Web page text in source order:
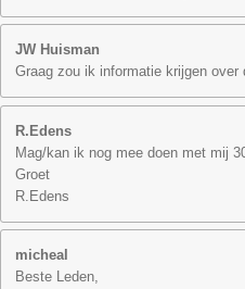
JW Huisman
Graag zou ik informatie krijgen
R.Edens
Mag/kan ik nog mee doen met mij
Groet
R.Edens
micheal
Beste Leden,